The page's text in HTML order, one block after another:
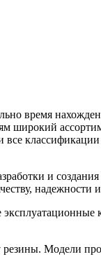
время
широкий
и
надежности
резины. Модели